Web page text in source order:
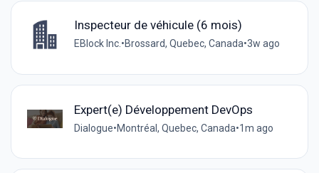
Inspecteur de véhicule (6 mois)
EBlock Inc.•Brossard, Quebec, Canada•3w ago
Expert(e) Développement DevOps
Dialogue•Montréal, Quebec, Canada•1m ago